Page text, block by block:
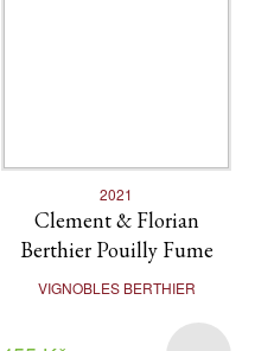
2021
Clement & Florian
Berthier Pouilly Fume
VIGNOBLES BERTHIER